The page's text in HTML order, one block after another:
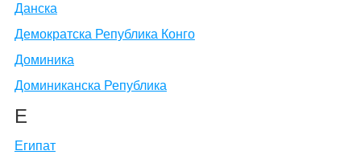
Данска
Демократска Република Конго
Доминика
Доминиканска Република
Е
Египат